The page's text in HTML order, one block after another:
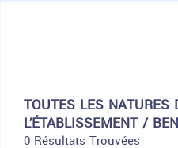
TOUTES LES NATURES
L’ÉTABLISSEMENT /
0 Résultats Trouvées